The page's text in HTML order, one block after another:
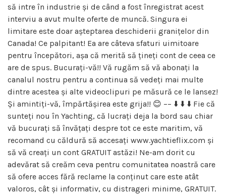
să intre în industrie și de când a fost înregistrat acest
interviu a avut multe oferte de muncă. Singura ei
limitare este doar așteptarea deschiderii granițelor din
Canada! Ce palpitant! Ea are câteva sfaturi uimitoare
pentru începători, așa că merită să țineți cont de ceea ce
are de spus. Bucurați-vă!! Vă rugăm să vă abonați la
canalul nostru pentru a continua să vedeți mai multe
dintre acestea și alte videoclipuri pe măsură ce le lansez!
Și amintiți-vă, împărtășirea este grija!! 😊 –– ⬇️ ⬇️ ⬇️ Fie că
sunteți nou în Yachting, că lucrați deja la bord sau chiar
vă bucurați să învățați despre tot ce este maritim, vă
recomand cu căldură să accesați www.yachtieflix.com și
să vă creați un cont GRATUIT astăzi! Ne-am dorit cu
adevărat să creăm ceva pentru comunitatea noastră care
să ofere acces fără reclame la conținut care este atât
valoros, cât și informativ, cu distrageri minime, GRATUIT.